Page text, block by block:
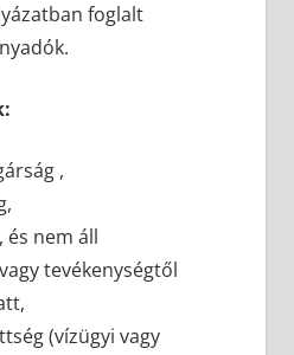
foglalt
,
és nem áll
tevékenységtől
(vízügyi vagy